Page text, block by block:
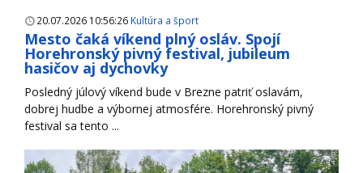
20.07.2026 10:56:26 Kultúra a šport
Mesto čaká víkend plný osláv. Spojí
Horehronský pivný festival, jubileum
hasičov aj dychovky
Posledný júlový víkend bude v Brezne patriť oslavám,
dobrej hudbe a výbornej atmosfére. Horehronský pivný
festival sa tento ...